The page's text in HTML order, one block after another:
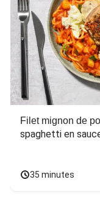
Filet mignon de
spaghetti en
35 minutes